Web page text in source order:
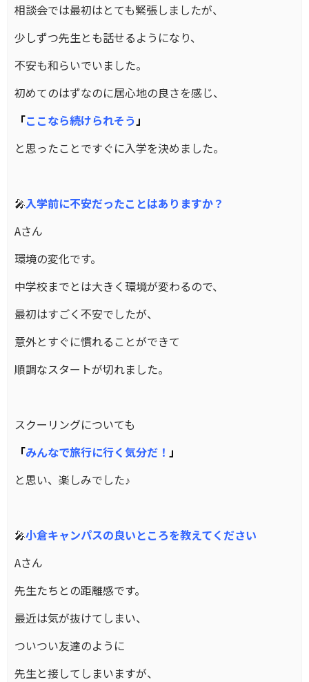
相談会では最初はとても緊張しましたが、
少しずつ先生とも話せるようになり、
不安も和らいでいました。
初めてのはずなのに居心地の良さを感じ、
「ここなら続けられそう」
と思ったことですぐに入学を決めました。
🎤入学前に不安だったことはありますか？
Aさん
環境の変化です。
中学校までとは大きく環境が変わるので、
最初はすごく不安でしたが、
意外とすぐに慣れることができて
順調なスタートが切れました。
スクーリングについても
「みんなで旅行に行く気分だ！ 」
と思い、楽しみでした♪
🎤小倉キャンパスの良いところを教えてください
Aさん
先生たちとの距離感です。
最近は気が抜けてしまい、
ついつい友達のように
先生と接してしまいますが、